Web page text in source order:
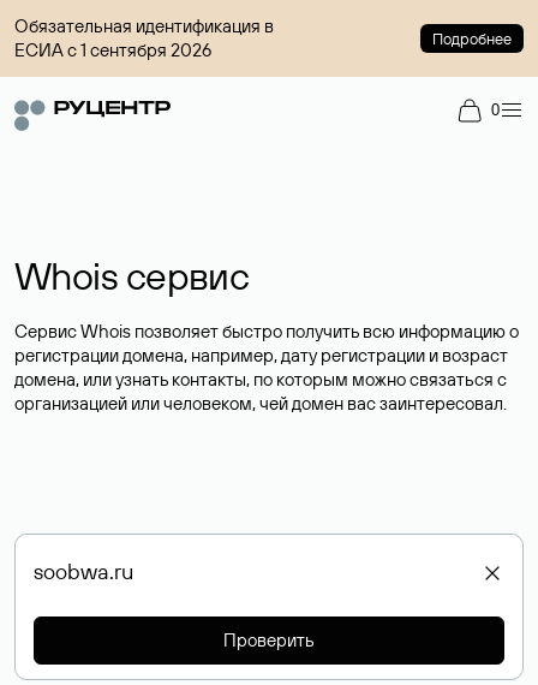
Обязательная идентификация в
ЕСИА с 1 сентября 2026
Подробнее
0
Whois сервис
Сервис Whois позволяет быстро получить всю информацию о
регистрации домена, например, дату регистрации и возраст
домена, или узнать контакты, по которым можно связаться с
организацией или человеком, чей домен вас заинтересовал.
Проверить